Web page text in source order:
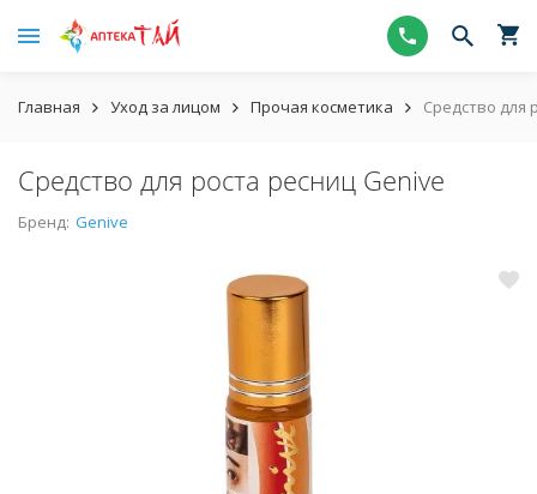
Главная Уход за лицом Прочая косметика Средство для
Средство для роста ресниц Genive
Бренд: Genive